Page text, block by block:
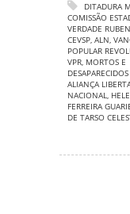
DITADURA
COMISSÃO
VERDADE
CEVSP, ALN,
POPULAR
VPR, MORTOS E
ALIANÇA
NACIONAL,
FERREIRA
DE TARSO